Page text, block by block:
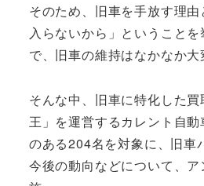
そのため、旧車を手放す理
入らないから」ということ
で、旧車の維持はなかなか大
そんな中、旧車に特化した
王」を運営するカレント自
のある204名を対象に、旧車
今後の動向などについて、